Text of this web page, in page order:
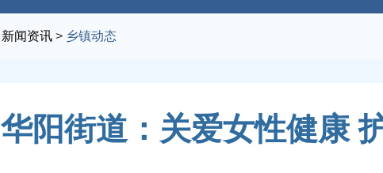
新闻资讯 > 乡镇动态
华阳街道：关爱女性健康